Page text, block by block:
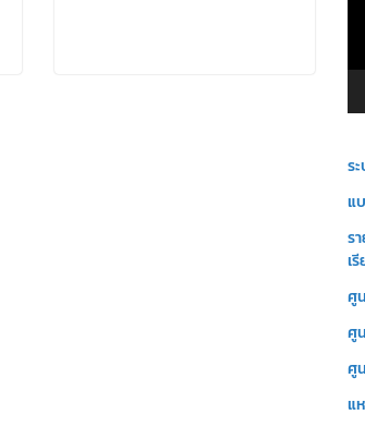
ล์
ดี
โ
ร
แ
ร
เ
ศู
ศู
ศู
แ